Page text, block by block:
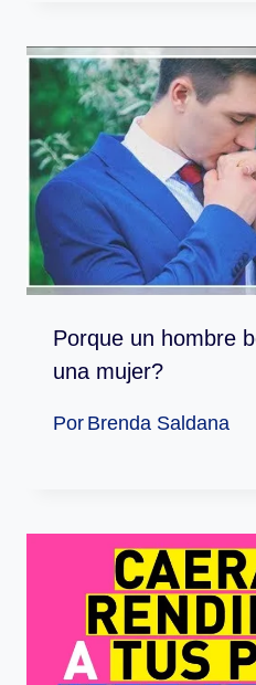
Porque un hombre
una mujer?
Por Brenda Saldana